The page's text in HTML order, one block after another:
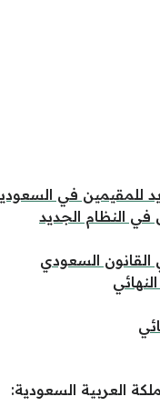
للمقيمين في
النظام الجديد
السعودي
العربية السعودية: